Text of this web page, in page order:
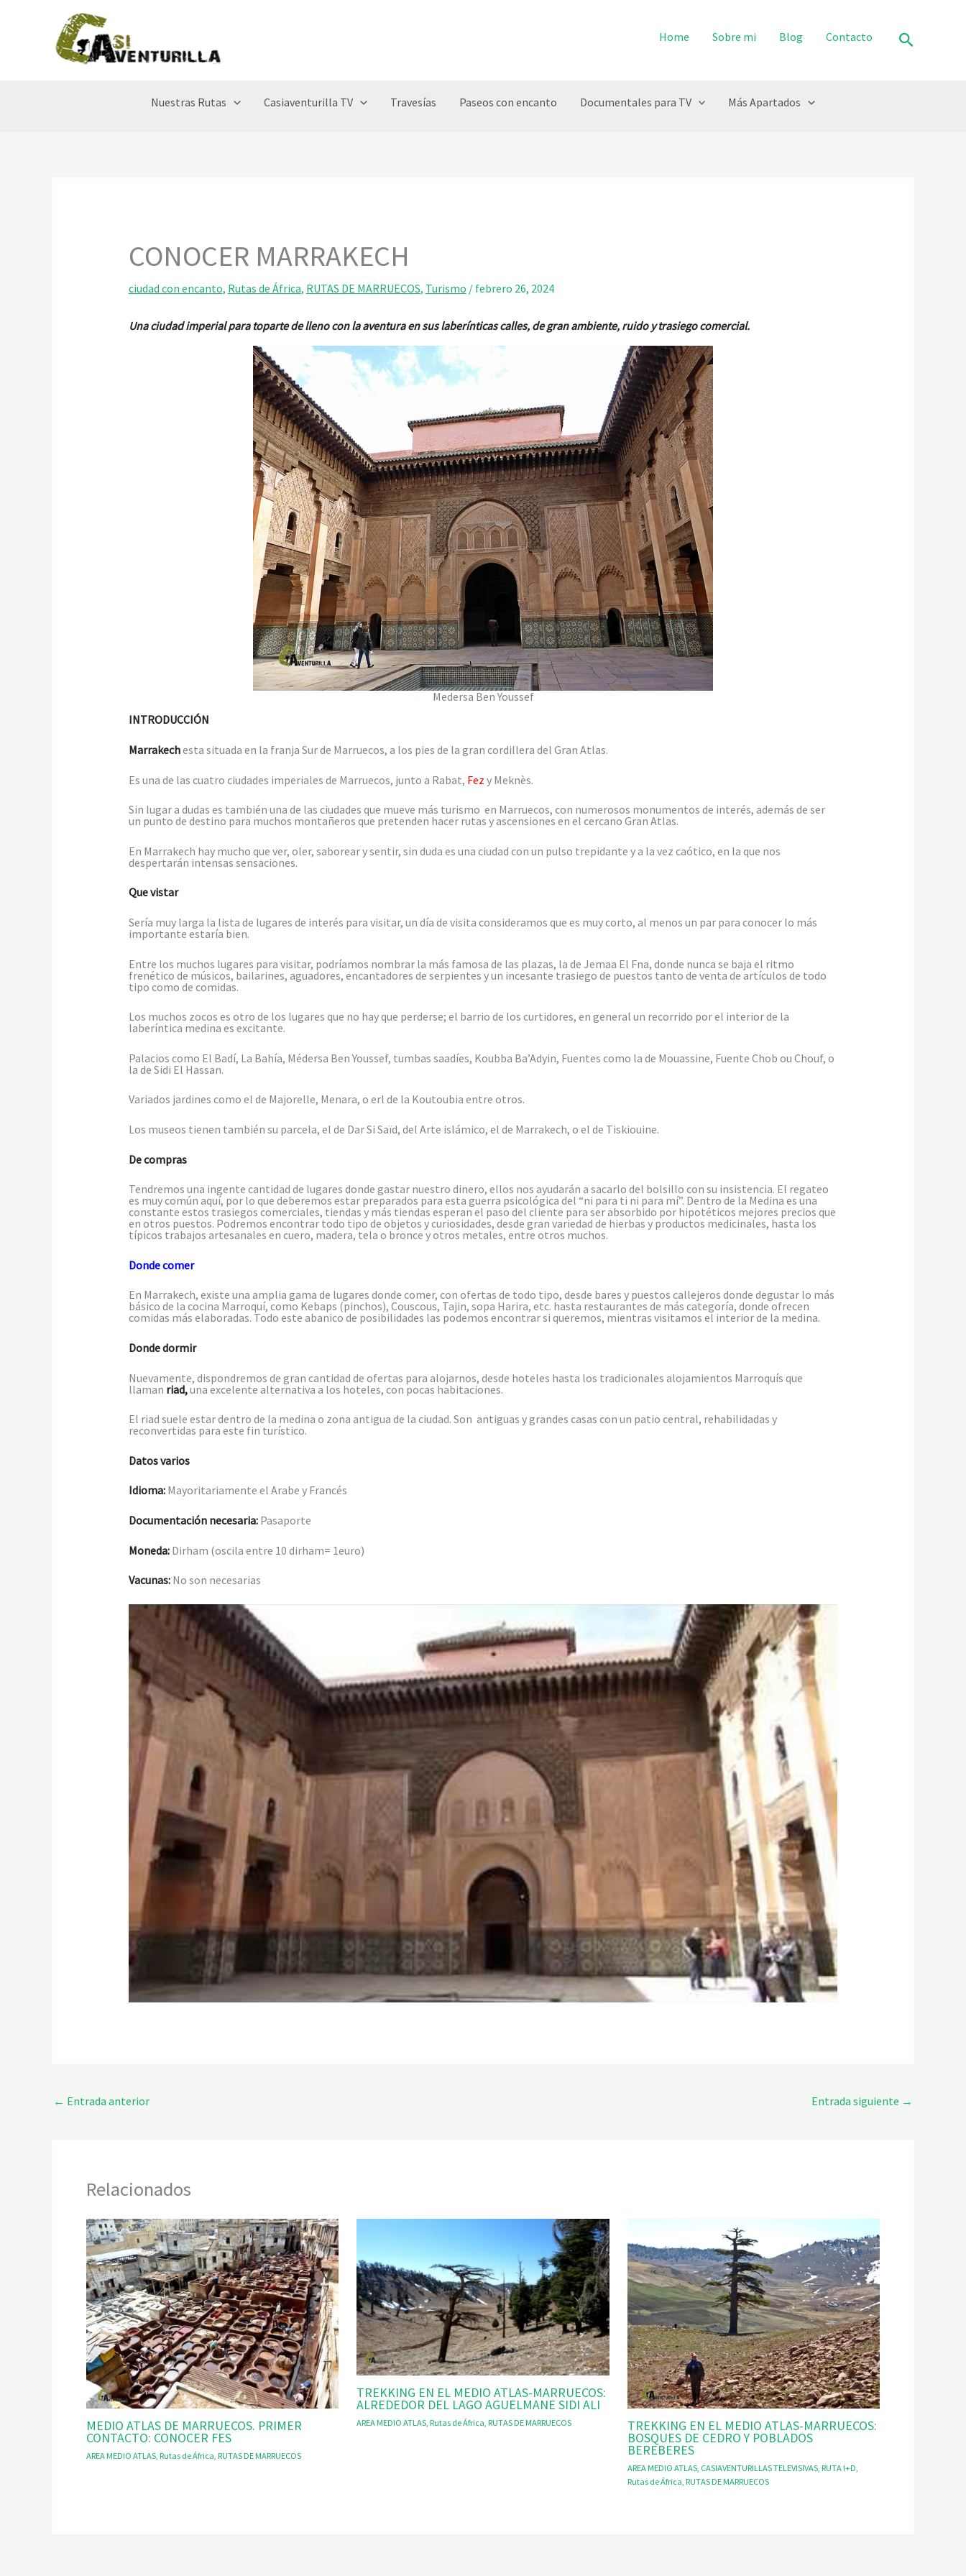
Home Sobre mi Blog Contacto Buscar
Nuestras Rutas Casiaventurilla TV Travesías Paseos con encanto Documentales para TV Más Apartados
CONOCER MARRAKECH
ciudad con encanto, Rutas de África, RUTAS DE MARRUECOS, Turismo / febrero 26, 2024
Una ciudad imperial para toparte de lleno con la aventura en sus laberínticas calles, de gran ambiente, ruido y trasiego comercial.
Medersa Ben Youssef
INTRODUCCIÓN
Marrakechesta situada en la franja Sur de Marruecos, a los pies de la gran cordillera del Gran Atlas.
Es una de las cuatro ciudades imperiales de Marruecos, junto a Rabat, Fez y Meknès.
Sin lugar a dudas es también una de las ciudades que mueve más turismo en Marruecos, con numerosos monumentos de interés, además de ser
un punto de destino para muchos montañeros que pretenden hacer rutas y ascensiones en el cercano Gran Atlas.
En Marrakech hay mucho que ver, oler, saborear y sentir, sin duda es una ciudad con un pulso trepidante y a la vez caótico, en la que nos
despertarán intensas sensaciones.
Que vistar
Sería muy larga la lista de lugares de interés para visitar, un día de visita consideramos que es muy corto, al menos un par para conocer lo más
importante estaría bien.
Entre los muchos lugares para visitar, podríamos nombrar la más famosa de las plazas, la de Jemaa El Fna, donde nunca se baja el ritmo
frenético de músicos, bailarines, aguadores, encantadores de serpientes y un incesante trasiego de puestos tanto de venta de artículos de todo
tipo como de comidas.
Los muchos zocos es otro de los lugares que no hay que perderse; el barrio de los curtidores, en general un recorrido por el interior de la
laberíntica medina es excitante.
Palacios como El Badí, La Bahía, Médersa Ben Youssef, tumbas saadíes, Koubba Ba’Adyin, Fuentes como la de Mouassine, Fuente Chob ou Chouf, o
la de Sidi El Hassan.
Variados jardines como el de Majorelle, Menara, o erl de la Koutoubia entre otros.
Los museos tienen también su parcela, el de Dar Si Saïd, del Arte islámico, el de Marrakech, o el de Tiskiouine.
De compras
Tendremos una ingente cantidad de lugares donde gastar nuestro dinero, ellos nos ayudarán a sacarlo del bolsillo con su insistencia. El regateo
es muy común aquí, por lo que deberemos estar preparados para esta guerra psicológica del “ni para ti ni para mí”. Dentro de la Medina es una
constante estos trasiegos comerciales, tiendas y más tiendas esperan el paso del cliente para ser absorbido por hipotéticos mejores precios que
en otros puestos. Podremos encontrar todo tipo de objetos y curiosidades, desde gran variedad de hierbas y productos medicinales, hasta los
típicos trabajos artesanales en cuero, madera, tela o bronce y otros metales, entre otros muchos.
Donde comer
En Marrakech, existe una amplia gama de lugares donde comer, con ofertas de todo tipo, desde bares y puestos callejeros donde degustar lo más
básico de la cocina Marroquí, como Kebaps (pinchos), Couscous, Tajin, sopa Harira, etc. hasta restaurantes de más categoría, donde ofrecen
comidas más elaboradas. Todo este abanico de posibilidades las podemos encontrar si queremos, mientras visitamos el interior de la medina.
Donde dormir
Nuevamente, dispondremos de gran cantidad de ofertas para alojarnos, desde hoteles hasta los tradicionales alojamientos Marroquís que
llaman riad,una excelente alternativa a los hoteles, con pocas habitaciones.
El riad suele estar dentro de la medina o zona antigua de la ciudad. Son antiguas y grandes casas con un patio central, rehabilidadas y
reconvertidas para este fin turístico.
Datos varios
Idioma:Mayoritariamente el Arabe y Francés
Documentación necesaria:Pasaporte
Moneda:Dirham (oscila entre 10 dirham= 1euro)
Vacunas:No son necesarias
← Entrada anterior Entrada siguiente →
Relacionados
MEDIO ATLAS DE MARRUECOS. PRIMER
CONTACTO: CONOCER FES
AREA MEDIO ATLAS Rutas de África RUTAS DE MARRUECOS
TREKKING EN EL MEDIO ATLAS-MARRUECOS:
ALREDEDOR DEL LAGO AGUELMANE SIDI ALI
AREA MEDIO ATLAS,Rutas de África,RUTAS DE MARRUECOS TREKKING EN EL MEDIO ATLAS-MARRUECOS:
BOSQUES DE CEDRO Y POBLADOS
BEREBERES
AREA MEDIO ATLAS, CASIAVENTURILLAS TELEVISIVAS, RUTA I+D
Rutas de África RUTAS DE MARRUECOS